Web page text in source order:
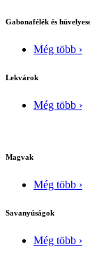
Gabonafélék és
Még több ›
Lekvárok
Még több ›
Magvak
Még több ›
Savanyúságok
Még több ›